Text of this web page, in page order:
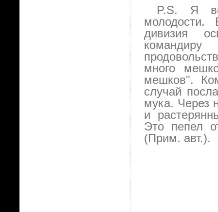
P.S. Я
дивизия
много
мешков".
случай
мука. Через
и
Это пепел
(Прим. авт.).